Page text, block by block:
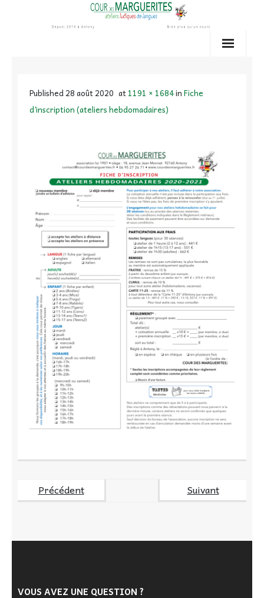
Published28 août 2020 at 1191 × 1684inFiche
d’inscription (ateliers hebdomadaires)
Précédent Suivant
VOUS AVEZ UNE QUESTION ?